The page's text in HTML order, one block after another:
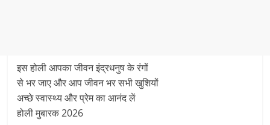
इस होली आपका जीवन इंद्रधनुष के रंगों
से भर जाए और आप जीवन भर सभी खुशियों
अच्छे स्वास्थ्य और प्रेम का आनंद लें
होली मुबारक 2026